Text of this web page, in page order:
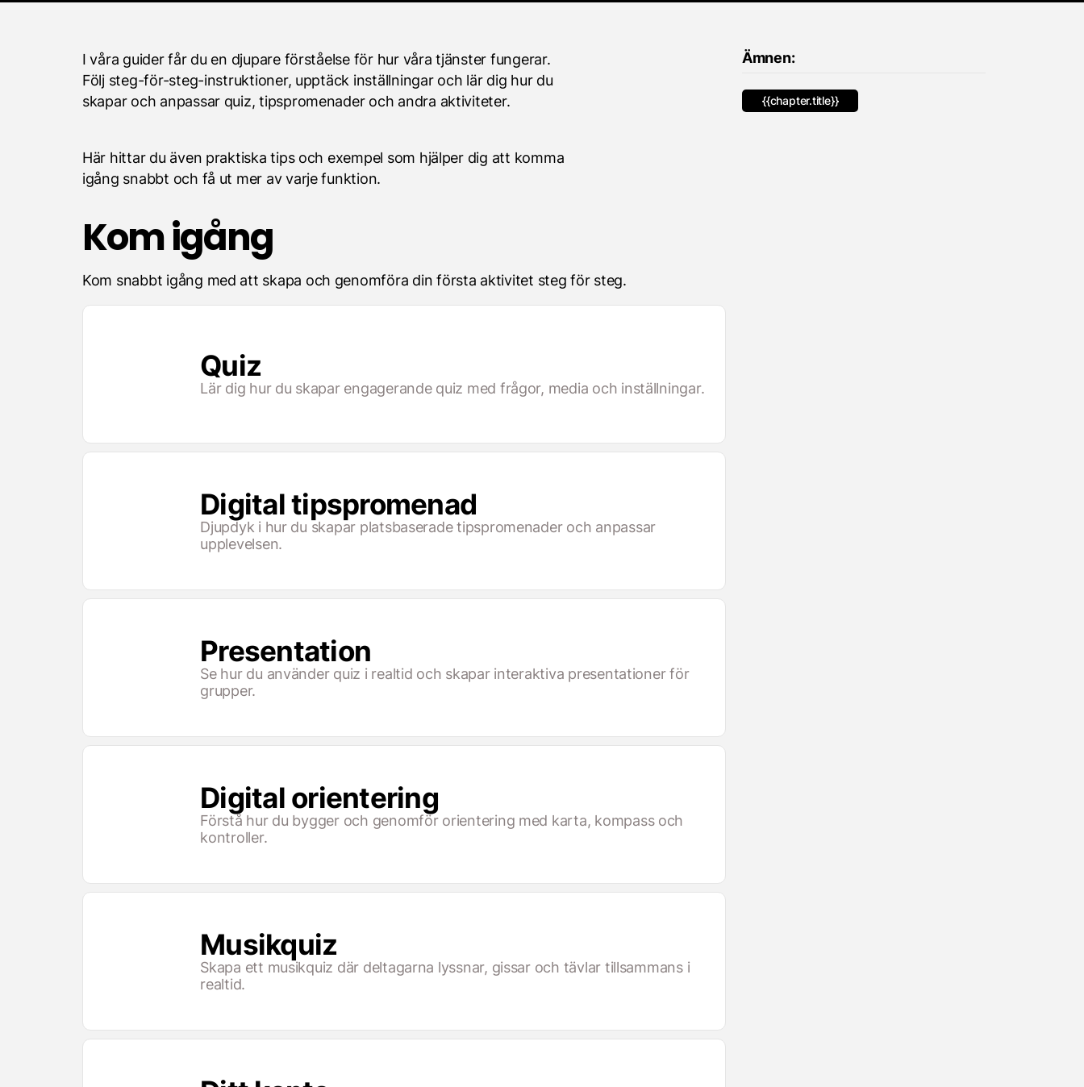
I våra guider får du en djupare förståelse för hur våra tjänster fungerar.
Följ steg-för-steg-instruktioner, upptäck inställningar och lär dig hur du
skapar och anpassar quiz, tipspromenader och andra aktiviteter.
Här hittar du även praktiska tips och exempel som hjälper dig att komma
igång snabbt och få ut mer av varje funktion.
Kom igång
Kom snabbt igång med att skapa och genomföra din första aktivitet steg för steg.
Quiz
Lär dig hur du skapar engagerande quiz med frågor, media och inställningar.
Digital tipspromenad
Djupdyk i hur du skapar platsbaserade tipspromenader och anpassar
upplevelsen.
Presentation
Se hur du använder quiz i realtid och skapar interaktiva presentationer för
grupper.
Digital orientering
Förstå hur du bygger och genomför orientering med karta, kompass och
kontroller.
Musikquiz
Skapa ett musikquiz där deltagarna lyssnar, gissar och tävlar tillsammans i
realtid.
Ämnen:
{{chapter.title}}